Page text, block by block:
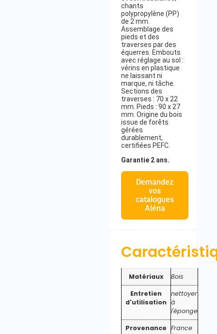
chants
polypropylène (PP)
de 2 mm.
Assemblage des
pieds et des
traverses par des
équerres. Embouts
avec réglage au sol :
vérins en plastique
ne laissant ni
marque, ni tâche.
Sections des
traverses : 70 x 22
mm. Pieds : 90 x 27
mm. Origine du bois
issue de forêts
gérées
durablement,
certifiées PEFC.
Garantie 2 ans.
Demandez
vos
catalogues
Aléna
Matériaux Bois
Entretien
d'utilisation
nettoyer
à
l'éponge
Provenance France